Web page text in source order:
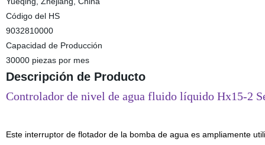
Código del HS
9032810000
Capacidad de Producción
30000 piezas por mes
Descripción de Producto
Controlador de nivel de agua fluido líquido Hx15-2
Este interruptor de flotador de la bomba de agua es ampliamente